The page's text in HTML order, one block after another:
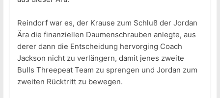
Reindorf war es, der Krause zum Schluß der Jordan
Ära die finanziellen Daumenschrauben anlegte, aus
derer dann die Entscheidung hervorging Coach
Jackson nicht zu verlängern, damit jenes zweite
Bulls Threepeat Team zu sprengen und Jordan zum
zweiten Rücktritt zu bewegen.